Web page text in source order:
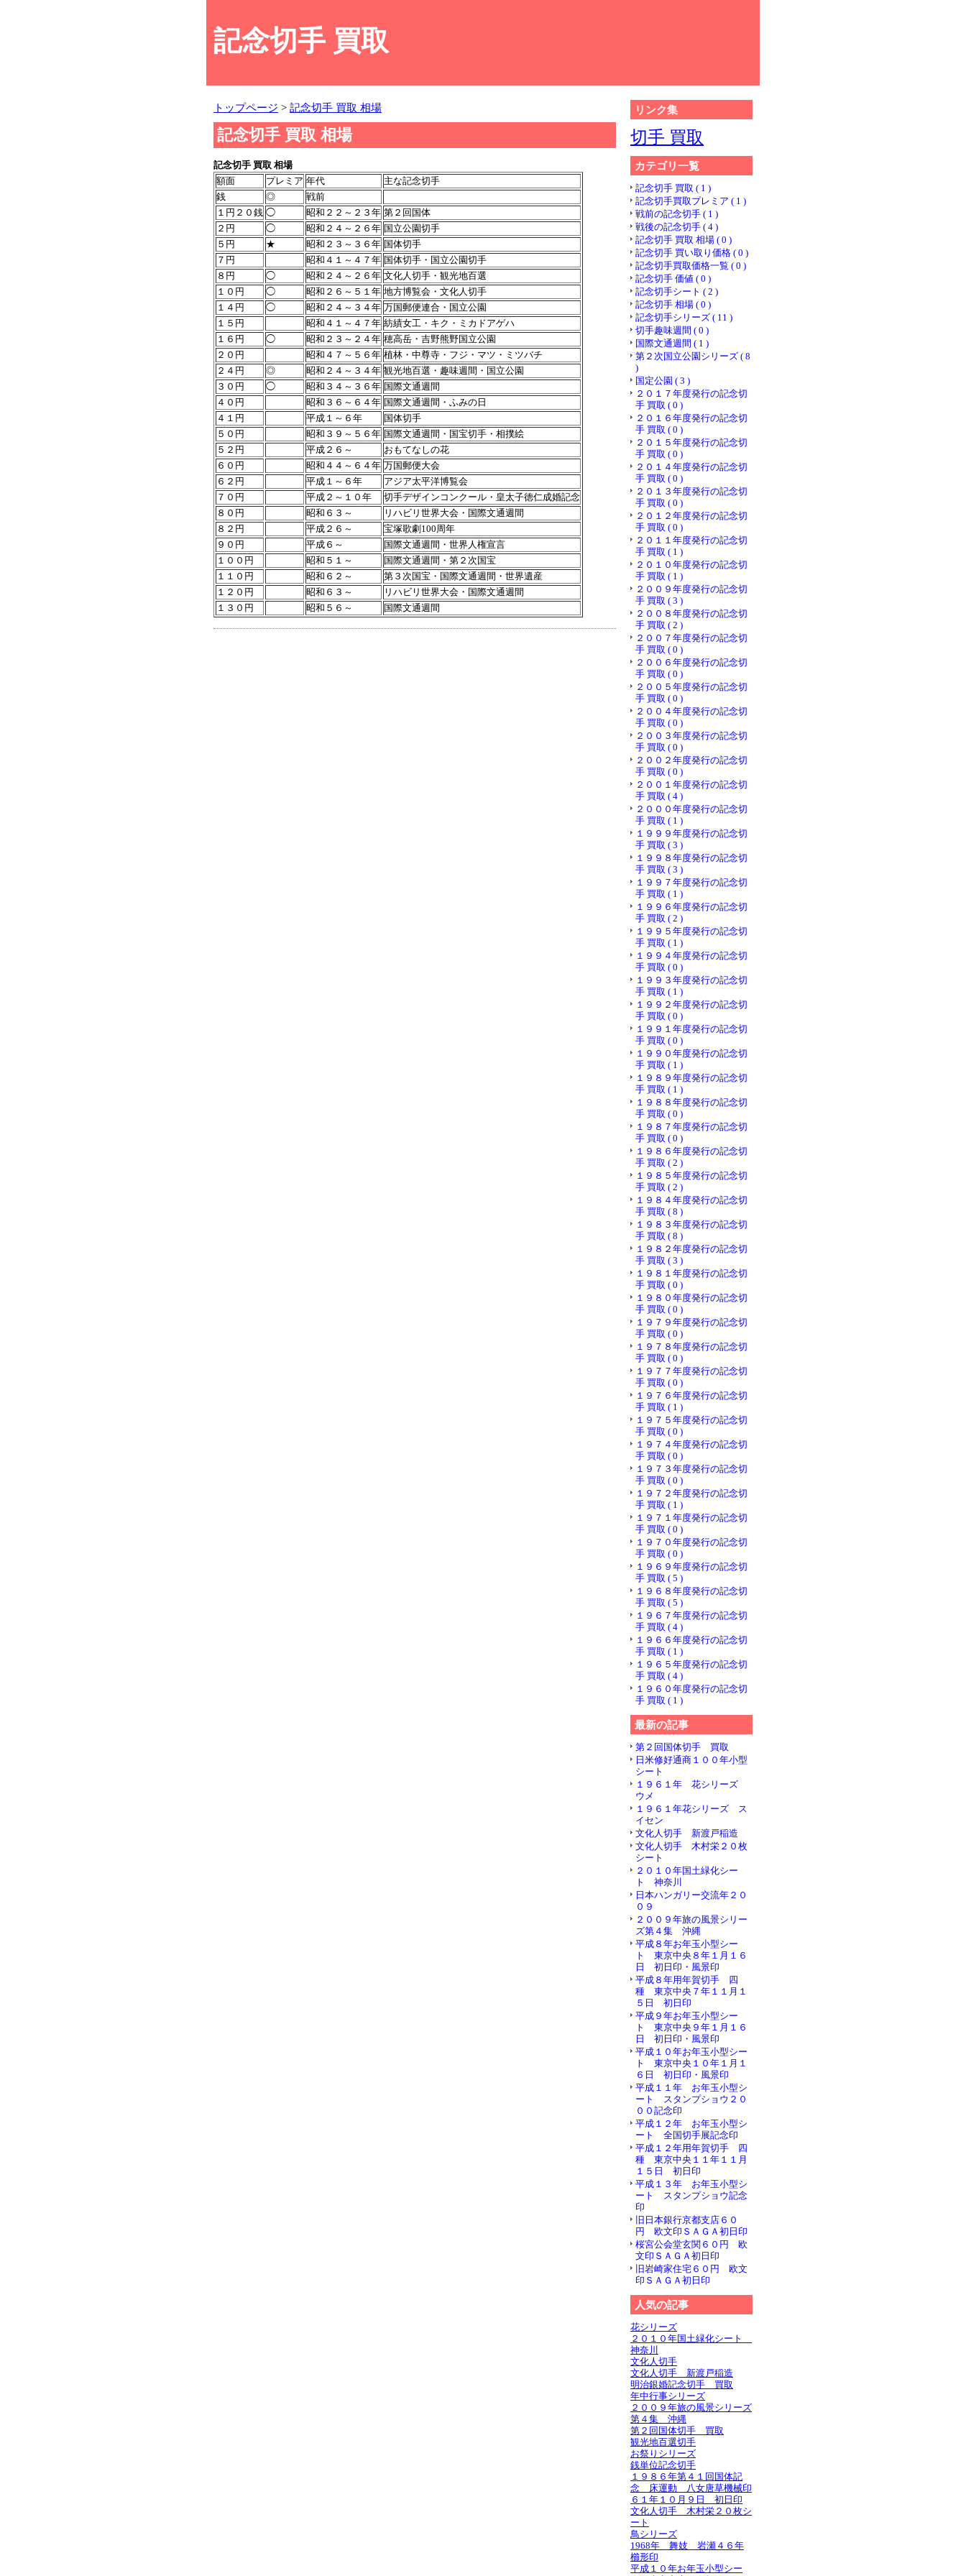
記念切手 買取
トップページ > 記念切手 買取 相場
記念切手 買取 相場
記念切手 買取 相場
額面
プレミア 年代
主な記念切手
銭
◎
戦前
１円２０銭 ◯ 昭和２２～２３年 第２回国体
２円
◯ 昭和２４～２６年 国立公園切手
５円
★ 昭和２３～３６年 国体切手
７円
昭和４１～４７年 国体切手・国立公園切手
８円
◯ 昭和２４～２６年 文化人切手・観光地百選
１０円
◯ 昭和２６～５１年 地方博覧会・文化人切手
１４円
◯ 昭和２４～３４年 万国郵便連合・国立公園
１５円
昭和４１～４７年 紡績女工・キク・ミカドアゲハ
１６円
◯ 昭和２３～２４年 穂高岳・吉野熊野国立公園
２０円
昭和４７～５６年 植林・中尊寺・フジ・マツ・ミツバチ
２４円
◎ 昭和２４～３４年 観光地百選・趣味週間・国立公園
３０円
◯ 昭和３４～３６年 国際文通週間
４０円
昭和３６～６４年 国際文通週間・ふみの日
４１円
平成１～６年
国体切手
５０円
昭和３９～５６年 国際文通週間・国宝切手・相撲絵
５２円
平成２６～
おもてなしの花
６０円
昭和４４～６４年 万国郵便大会
６２円
平成１～６年
アジア太平洋博覧会
７０円
平成２～１０年
切手デザインコンクール・皇太子徳仁成婚記念
８０円
昭和６３～
リハビリ世界大会・国際文通週間
８２円
平成２６～
宝塚歌劇100周年
９０円
平成６～
国際文通週間・世界人権宣言
１００円
昭和５１～
国際文通週間・第２次国宝
１１０円
昭和６２～
第３次国宝・国際文通週間・世界遺産
１２０円
昭和６３～
リハビリ世界大会・国際文通週間
１３０円
昭和５６～ 国際文通週間
リンク集
切手 買取
カテゴリ一覧
記念切手 買取 ( 1 )
記念切手買取プレミア ( 1 )
戦前の記念切手 ( 1 )
戦後の記念切手 ( 4 )
記念切手 買取 相場 ( 0 )
記念切手 買い取り価格 ( 0 )
記念切手買取価格一覧 ( 0 )
記念切手 価値 ( 0 )
記念切手シート ( 2 )
記念切手 相場 ( 0 )
記念切手シリーズ ( 11 )
切手趣味週間 ( 0 )
国際文通週間 ( 1 )
第２次国立公園シリーズ ( 8
)
国定公園 ( 3 )
２０１７年度発行の記念切
手 買取 ( 0 )
２０１６年度発行の記念切
手 買取 ( 0 )
２０１５年度発行の記念切
手 買取 ( 0 )
２０１４年度発行の記念切
手 買取 ( 0 )
２０１３年度発行の記念切
手 買取 ( 0 )
２０１２年度発行の記念切
手 買取 ( 0 )
２０１１年度発行の記念切
手 買取 ( 1 )
２０１０年度発行の記念切
手 買取 ( 1 )
２００９年度発行の記念切
手 買取 ( 3 )
２００８年度発行の記念切
手 買取 ( 2 )
２００７年度発行の記念切
手 買取 ( 0 )
２００６年度発行の記念切
手 買取 ( 0 )
２００５年度発行の記念切
手 買取 ( 0 )
２００４年度発行の記念切
手 買取 ( 0 )
２００３年度発行の記念切
手 買取 ( 0 )
２００２年度発行の記念切
手 買取 ( 0 )
２００１年度発行の記念切
手 買取 ( 4 )
２０００年度発行の記念切
手 買取 ( 1 )
１９９９年度発行の記念切
手 買取 ( 3 )
１９９８年度発行の記念切
手 買取 ( 3 )
１９９７年度発行の記念切
手 買取 ( 1 )
１９９６年度発行の記念切
手 買取 ( 2 )
１９９５年度発行の記念切
手 買取 ( 1 )
１９９４年度発行の記念切
手 買取 ( 0 )
１９９３年度発行の記念切
手 買取 ( 1 )
１９９２年度発行の記念切
手 買取 ( 0 )
１９９１年度発行の記念切
手 買取 ( 0 )
１９９０年度発行の記念切
手 買取 ( 1 )
１９８９年度発行の記念切
手 買取 ( 1 )
１９８８年度発行の記念切
手 買取 ( 0 )
１９８７年度発行の記念切
手 買取 ( 0 )
１９８６年度発行の記念切
手 買取 ( 2 )
１９８５年度発行の記念切
手 買取 ( 2 )
１９８４年度発行の記念切
手 買取 ( 8 )
１９８３年度発行の記念切
手 買取 ( 8 )
１９８２年度発行の記念切
手 買取 ( 3 )
１９８１年度発行の記念切
手 買取 ( 0 )
１９８０年度発行の記念切
手 買取 ( 0 )
１９７９年度発行の記念切
手 買取 ( 0 )
１９７８年度発行の記念切
手 買取 ( 0 )
１９７７年度発行の記念切
手 買取 ( 0 )
１９７６年度発行の記念切
手 買取 ( 1 )
１９７５年度発行の記念切
手 買取 ( 0 )
１９７４年度発行の記念切
手 買取 ( 0 )
１９７３年度発行の記念切
手 買取 ( 0 )
１９７２年度発行の記念切
手 買取 ( 1 )
１９７１年度発行の記念切
手 買取 ( 0 )
１９７０年度発行の記念切
手 買取 ( 0 )
１９６９年度発行の記念切
手 買取 ( 5 )
１９６８年度発行の記念切
手 買取 ( 5 )
１９６７年度発行の記念切
手 買取 ( 4 )
１９６６年度発行の記念切
手 買取 ( 1 )
１９６５年度発行の記念切
手 買取 ( 4 )
１９６０年度発行の記念切
手 買取 ( 1 )
最新の記事
第２回国体切手 買取
日米修好通商１００年小型
シート
１９６１年 花シリーズ
ウメ
１９６１年花シリーズ ス
イセン
文化人切手 新渡戸稲造
文化人切手 木村栄２０枚
シート
２０１０年国土緑化シー
ト 神奈川
日本ハンガリー交流年２０
０９
２００９年旅の風景シリー
ズ第４集 沖縄
平成８年お年玉小型シー
ト 東京中央８年１月１６
日 初日印・風景印
平成８年用年賀切手 四
種 東京中央７年１１月１
５日 初日印
平成９年お年玉小型シー
ト 東京中央９年１月１６
日 初日印・風景印
平成１０年お年玉小型シー
ト 東京中央１０年１月１
６日 初日印・風景印
平成１１年 お年玉小型シ
ート スタンプショウ２０
００記念印
平成１２年 お年玉小型シ
ート 全国切手展記念印
平成１２年用年賀切手 四
種 東京中央１１年１１月
１５日 初日印
平成１３年 お年玉小型シ
ート スタンプショウ記念
印
旧日本銀行京都支店６０
円 欧文印ＳＡＧＡ初日印
桜宮公会堂玄関６０円 欧
文印ＳＡＧＡ初日印
旧岩崎家住宅６０円 欧文
印ＳＡＧＡ初日印
人気の記事
花シリーズ
２０１０年国土緑化シート
神奈川
文化人切手
文化人切手 新渡戸稲造
明治銀婚記念切手 買取
年中行事シリーズ
２００９年旅の風景シリーズ
第４集 沖縄
第２回国体切手 買取
観光地百選切手
お祭りシリーズ
銭単位記念切手
１９８６年第４１回国体記
念 床運動 八女唐草機械印
６１年１０月９日 初日印
文化人切手 木村栄２０枚シ
ート
鳥シリーズ
1968年 舞妓 岩瀬４６年
櫛形印
平成１０年お年玉小型シー